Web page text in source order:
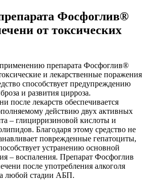
Фосфоглив®
от токсических
препарата Фосфоглив®
и лекарственные поражения
способствует предупреждению
и развития цирроза.
после лекарств обеспечивается
действию двух активных
– глицирризиновой кислоты и
Благодаря этому средство не
поврежденные гепатоциты,
устранению основной
– воспаления. Препарат Фосфоглив
после употребления алкоголя
любой стадии АБП.